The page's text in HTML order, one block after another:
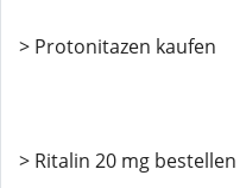
> Protonitazen kaufen
> Ritalin 20 mg bestellen